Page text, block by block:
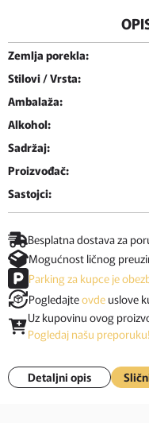
Zemlja porekla:
Stilovi / Vrsta:
Ambalaža:
Alkohol:
Sadržaj:
Proizvođač:
Sastojci:
Besplatna dostava za
Mogućnost ličnog
Parking za kupce je
Pogledajteovde uslove
Uz kupovinu ovog
Pogledaj našu preporuku!
Detaljni opis